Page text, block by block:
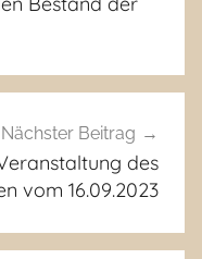
Nächster Beitrag
des
vom 16.09.2023